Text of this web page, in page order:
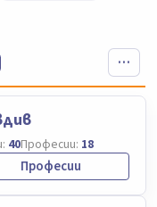
40Професии: 18
Професии